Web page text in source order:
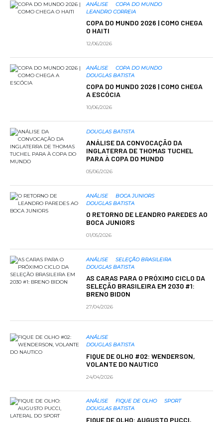
ANÁLISE
COPA DO MUNDO
LEANDRO CORREIA
COPA DO MUNDO 2026 | COMO CHEGA
O HAITI
12/06/2026
ANÁLISE
COPA DO MUNDO
DOUGLAS BATISTA
COPA DO MUNDO 2026 | COMO CHEGA
A ESCÓCIA
10/06/2026
DOUGLAS BATISTA
ANÁLISE DA CONVOCAÇÃO DA
INGLATERRA DE THOMAS TUCHEL
PARA À COPA DO MUNDO
05/06/2026
ANÁLISE
BOCA JUNIORS
DOUGLAS BATISTA
O RETORNO DE LEANDRO PAREDES AO
BOCA JUNIORS
01/05/2026
ANÁLISE
SELEÇÃO BRASILEIRA
DOUGLAS BATISTA
AS CARAS PARA O PRÓXIMO CICLO DA
SELEÇÃO BRASILEIRA EM 2030 #1:
BRENO BIDON
27/04/2026
ANÁLISE
DOUGLAS BATISTA
FIQUE DE OLHO #02: WENDERSON,
VOLANTE DO NAUTICO
24/04/2026
ANÁLISE FIQUE DE OLHO
SPORT
DOUGLAS BATISTA
FIQUE DE OLHO: AUGUSTO PUCCI,